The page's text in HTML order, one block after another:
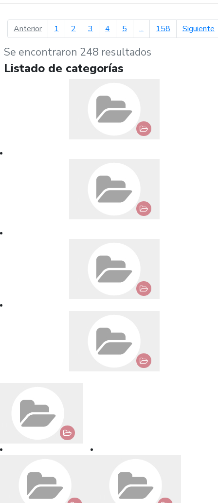
Anteriorpágina anterior
1 2 3 4 5 ... 158 Siguiente
Se encontraron 248 resultados
Listado de categorías